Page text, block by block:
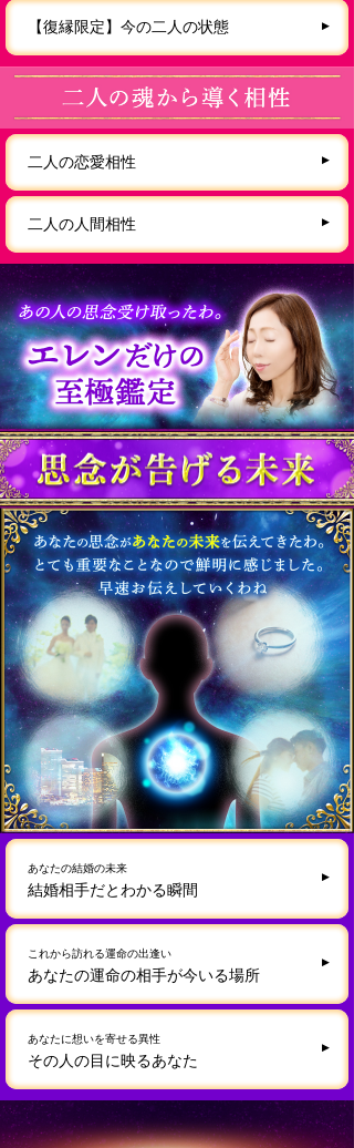
【復縁限定】今の二人の状態
二人の恋愛相性
二人の人間相性
あなたの結婚の未来
結婚相手だとわかる瞬間
これから訪れる運命の出逢い
あなたの運命の相手が今いる場所
あなたに想いを寄せる異性
その人の目に映るあなた